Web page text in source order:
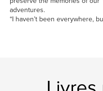
adventures.
“I haven’t been everywhere,